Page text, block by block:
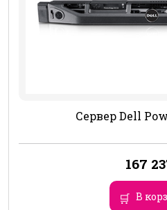
Сервер Dell
167
В